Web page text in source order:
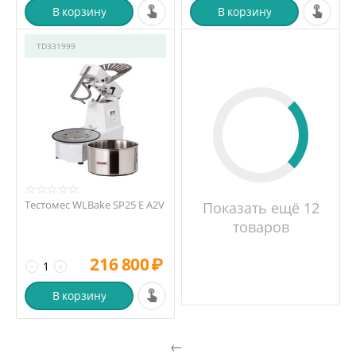
В корзину В корзину
TD331999
Тестомес WLBake SP25 E A2V
+
− 216 800₽
В корзину
Показать ещё 12
товаров